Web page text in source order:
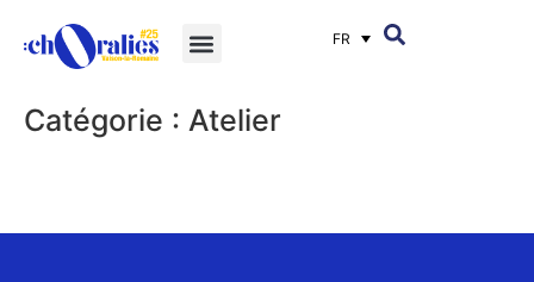
FR
Catégorie : Atelier